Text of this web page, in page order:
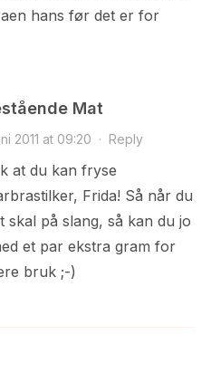
hans før det er for
Mat
2011 at 09:20 · Reply
at du kan fryse
Frida! Så når du
skal på slang, så kan du jo
et par ekstra gram for
bruk ;-)